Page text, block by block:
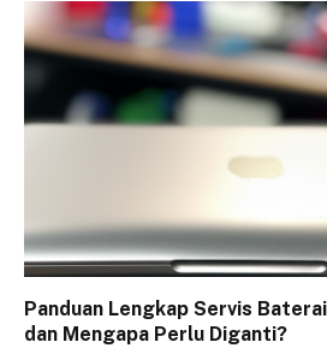
Panduan Lengkap Servis
dan Mengapa Perlu Diganti?